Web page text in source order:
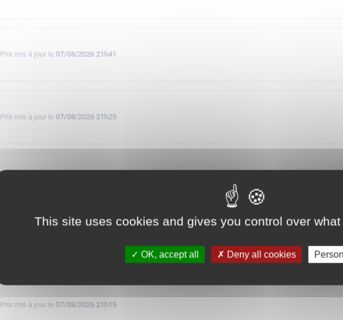
Prix mis à jour le 07/08/2026 21h41
Prix mis à jour le 07/08/2026 21h25
Prix mis à jour le 07/08/2026 21h15
This site uses cookies and gives you control over
OK, accept all Deny all cookies